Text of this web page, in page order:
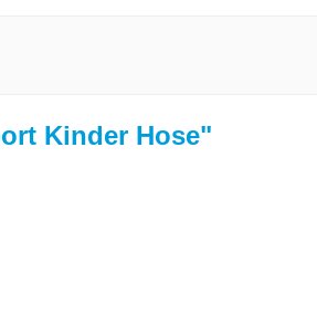
Kinder Hose"